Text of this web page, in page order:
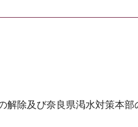
解除及び奈良県渇水対策本部